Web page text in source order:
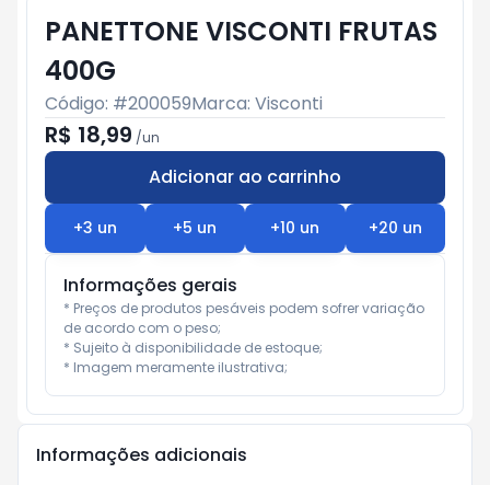
PANETTONE VISCONTI FRUTAS
400G
Código: #200059Marca: Visconti
R$ 18,99 /un
Adicionar ao carrinho
+3 un +5 un +10 un +20 un
Informações gerais
* Preços de produtos pesáveis podem sofrer variação
de acordo com o peso;
* Sujeito à disponibilidade de estoque;
* Imagem meramente ilustrativa;
Informações adicionais